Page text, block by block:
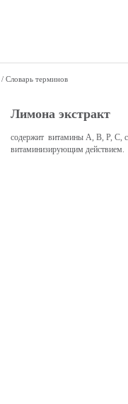
/ Словарь терминов
Лимона экстракт
содержит витамины А, В, Р, С,
витаминизирующим действием.